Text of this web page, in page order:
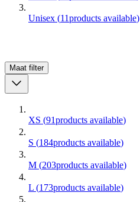
Unisex (11products available)
Maat filter
XS (91products available)
S (184products available)
M (203products available)
L (173products available)